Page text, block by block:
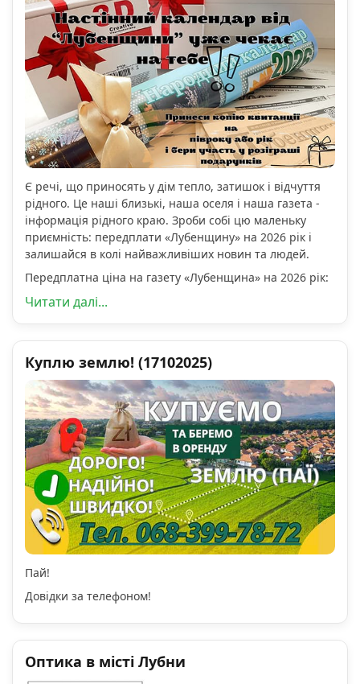
Є речі, що приносять у дім тепло, затишок і відчуття
рідного. Це наші близькі, наша оселя і наша газета -
інформація рідного краю. Зроби собі цю маленьку
приємність: передплати «Лубенщину» на 2026 рік і
залишайся в колі найважливіших новин та людей.
Передплатна ціна на газету «Лубенщина» на 2026 рік:
Читати далі...
Куплю землю! (17102025)
Пай!
Довідки за телефоном!
Оптика в місті Лубни